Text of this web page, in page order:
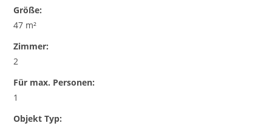
Größe:
47 m²
Zimmer:
2
Für max. Personen:
1
Objekt Typ: